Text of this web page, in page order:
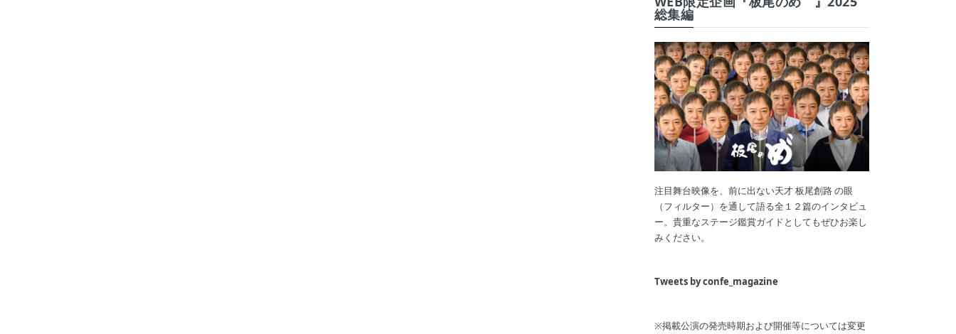
総集編
注目舞台映像を、前に出ない天才 板尾創路 の眼
（フィルター）を通して語る全１２篇のインタビュ
ー。貴重なステージ鑑賞ガイドとしてもぜひお楽し
みください。
Tweets by confe_magazine
※掲載公演の発売時期および開催等については変更